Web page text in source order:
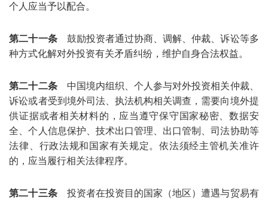
个人应当予以配合。
第二十一条鼓励投资者通过协商、调解、仲裁、诉讼等多
种方式化解对外投资有关矛盾纠纷，维护自身合法权益。
第二十二条中国境内组织、个人参与对外投资相关仲裁、
诉讼或者受到境外司法、执法机构相关调查，需要向境外提
供证据或者相关材料的，应当遵守保守国家秘密、数据安
全、个人信息保护、技术出口管理、出口管制、司法协助等
法律、行政法规和国家有关规定。依法须经主管机关准许
的，应当履行相关法律程序。
第二十三条投资者在投资目的国家（地区）遭遇与贸易有